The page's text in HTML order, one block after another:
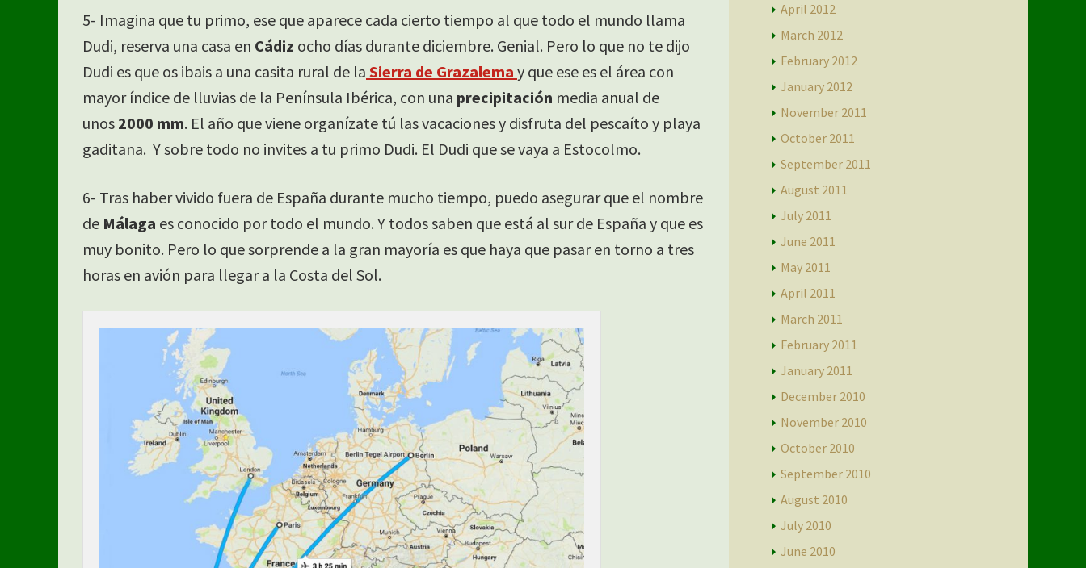
5- Imagina que tu primo, ese que aparece cada cierto tiempo al que todo el mundo llama
Dudi, reserva una casa en Cádiz ocho días durante diciembre. Genial. Pero lo que no te dijo
Dudi es que os ibais a una casita rural de la Sierra de Grazalema y que ese es el área con
mayor índice de lluvias de la Península Ibérica, con una precipitación media anual de
unos 2000 mm. El año que viene organízate tú las vacaciones y disfruta del pescaíto y playa
gaditana. Y sobre todo no invites a tu primo Dudi. El Dudi que se vaya a Estocolmo.
6- Tras haber vivido fuera de España durante mucho tiempo, puedo asegurar que el nombre
de Málaga es conocido por todo el mundo. Y todos saben que está al sur de España y que es
muy bonito. Pero lo que sorprende a la gran mayoría es que haya que pasar en torno a tres
horas en avión para llegar a la Costa del Sol.
April 2012
March 2012
February 2012
January 2012
November 2011
October 2011
September 2011
August 2011
July 2011
June 2011
May 2011
April 2011
March 2011
February 2011
January 2011
December 2010
November 2010
October 2010
September 2010
August 2010
July 2010
June 2010